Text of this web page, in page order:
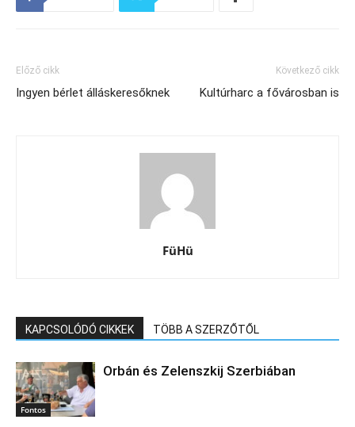
Előző cikk
Ingyen bérlet álláskeresőknek
Következő cikk
Kultúrharc a fővárosban is
FüHü
KAPCSOLÓDÓ CIKKEK TÖBB A SZERZŐTŐL
Fontos
Orbán és Zelenszkij Szerbiában